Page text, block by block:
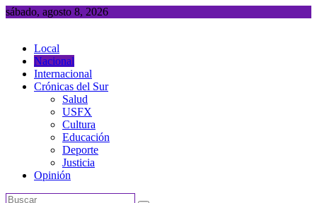
Saltar
sábado, agosto 8, 2026
Local
Nacional
Internacional
Crónicas del Sur
Salud
USFX
Cultura
Educación
Deporte
Justicia
Opinión